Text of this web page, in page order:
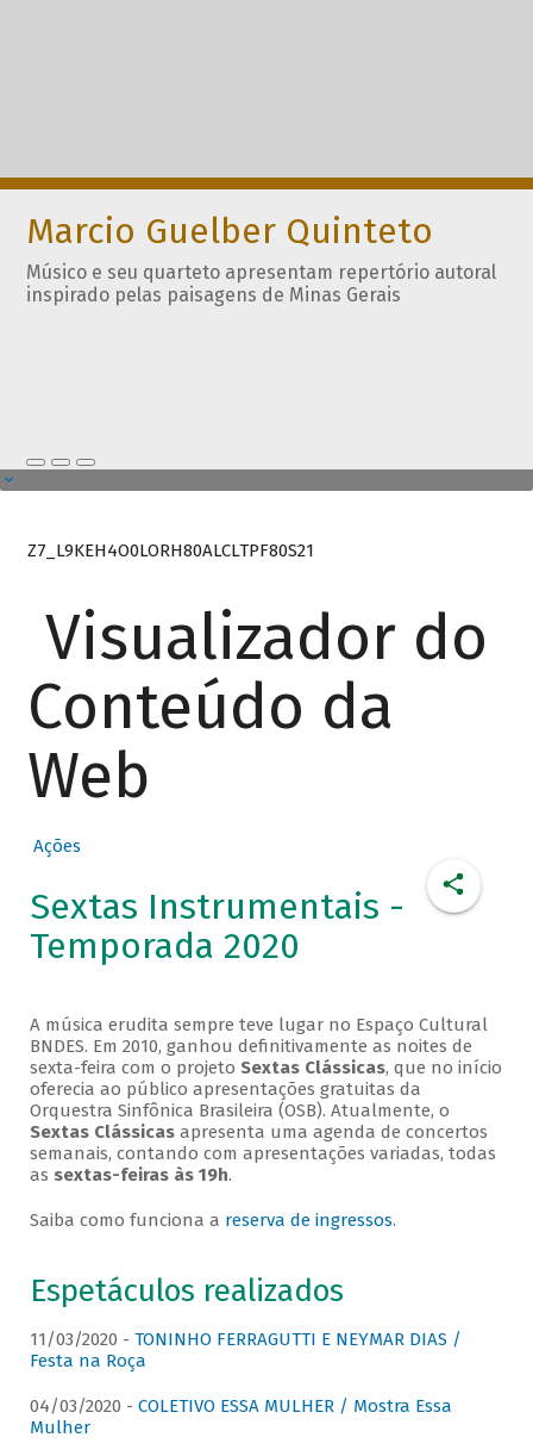
Marcio Guelber Quinteto
Músico e seu quarteto apresentam repertório autoral
inspirado pelas paisagens de Minas Gerais
Z7_L9KEH4O0LORH80ALCLTPF80S21
Visualizador do
Conteúdo da
Web
Ações
Sextas Instrumentais -
Temporada 2020
A música erudita sempre teve lugar no Espaço Cultural
BNDES. Em 2010, ganhou definitivamente as noites de
sexta-feira com o projeto Sextas Clássicas, que no início
oferecia ao público apresentações gratuitas da
Orquestra Sinfônica Brasileira (OSB). Atualmente, o
Sextas Clássicasapresenta uma agenda de concertos
semanais, contando com apresentações variadas, todas
as sextas-feiras às 19h.
Saiba como funciona a reserva de ingressos.
Espetáculos realizados
11/03/2020 - TONINHO FERRAGUTTI E NEYMAR DIAS /
Festa na Roça
04/03/2020 - COLETIVO ESSA MULHER / Mostra Essa
Mulher